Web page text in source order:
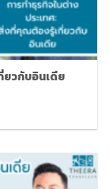
ยวกับอินเดีย